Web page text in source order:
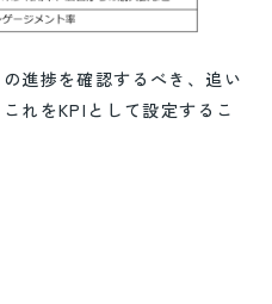
進捗を確認するべき、追い
れをKPIとして設定するこ